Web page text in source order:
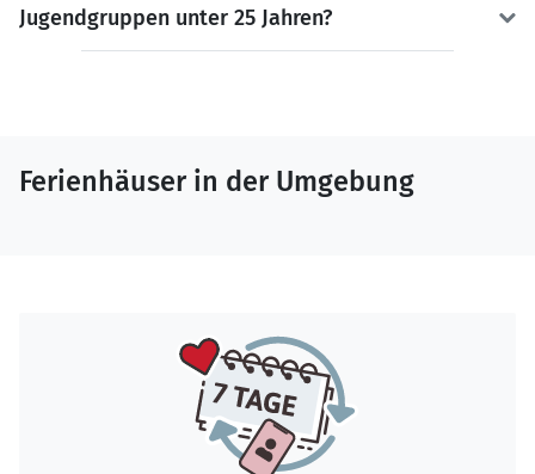
Jugendgruppen unter 25 Jahren?
Ferienhäuser in der Umgebung